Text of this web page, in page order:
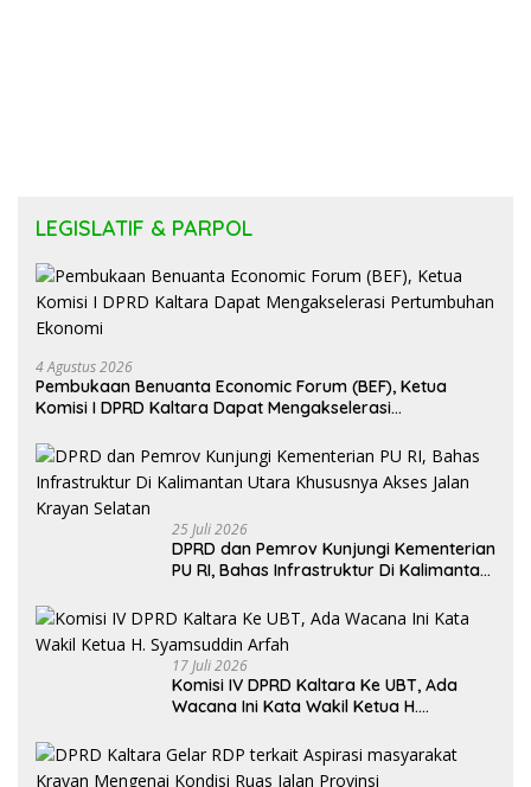
LEGISLATIF & PARPOL
4 Agustus 2026
Pembukaan Benuanta Economic Forum (BEF), Ketua
Komisi I DPRD Kaltara Dapat Mengakselerasi
25 Juli 2026
DPRD dan Pemrov Kunjungi Kementerian
PU RI, Bahas Infrastruktur Di Kalimantan
Selatan
17 Juli 2026
Komisi IV DPRD Kaltara Ke UBT, Ada
Wacana Ini Kata Wakil Ketua H.